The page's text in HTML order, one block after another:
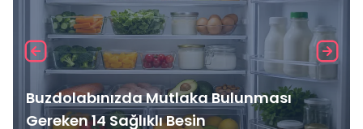
Buzdolabınızda Mutlaka Bulunması
Gereken 14 Sağlıklı Besin